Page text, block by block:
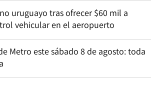
uruguayo tras ofrecer $60 mil a
vehicular en el aeropuerto
Metro este sábado 8 de agosto: toda